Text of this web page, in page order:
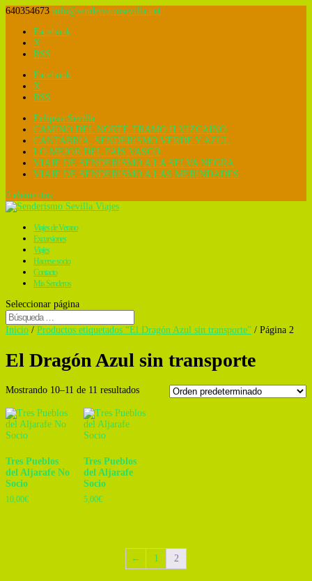
640354673 info@senderismosevilla.net
Facebook
X
RSS
Facebook
X
RSS
Eclipsia Sevilla
CAMINO DEL NORTE TRAMO II VIZCAINO
CANTABRIA, SENDERISMO VERDE Y AZUL
LO MEJOR DEL PAÍS VASCO
VIAJE DE SENDERISMO A LA SELVA NEGRA
VIAJE DE SENDERISMO A LAS MERINDADES
0 elementos
Viajes de Verano
Excursiones
Viajes
Hacerse socio
Contacto
Mis Senderos
Seleccionar página
Inicio / Productos etiquetados “El Dragón Azul sin transporte” / Página 2
El Dragón Azul sin transporte
Mostrando 10–11 de 11 resultados
Tres Pueblos
del Aljarafe No
Socio
10,00€
Tres Pueblos
del Aljarafe
Socio
5,00€
← 1 2